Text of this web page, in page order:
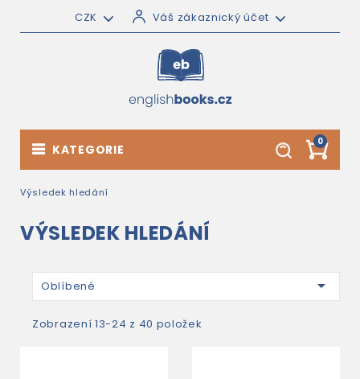
CZK Váš zákaznický účet
0
KATEGORIE
Výsledek hledání
VÝSLEDEK HLEDÁNÍ
Oblíbené 
Zobrazení 13-24 z 40 položek